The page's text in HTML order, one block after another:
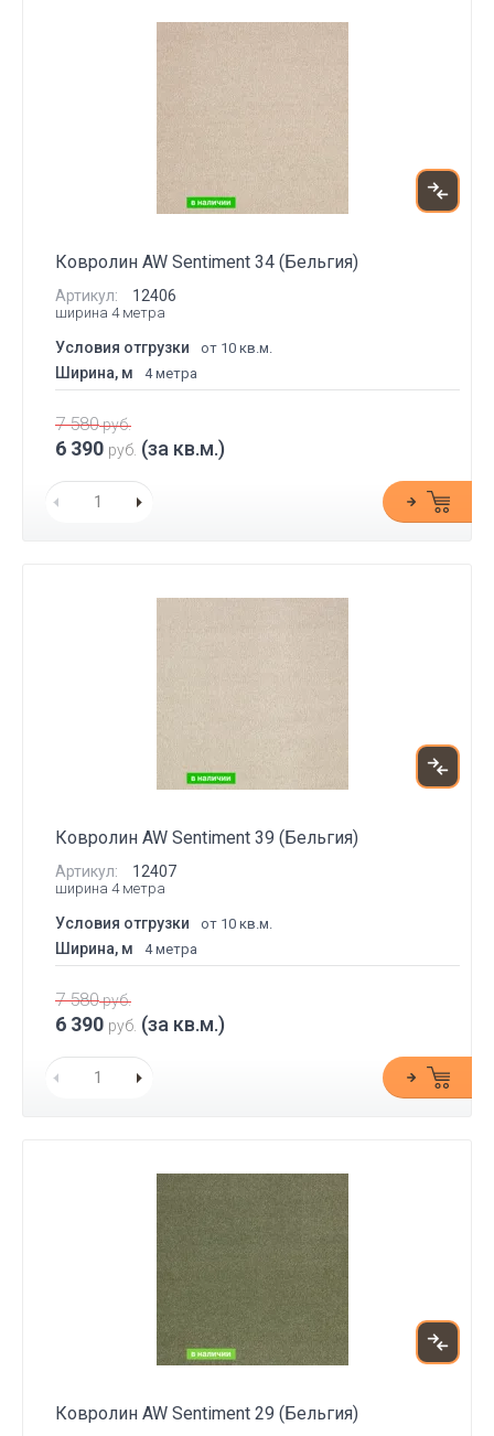
Ковролин AW Sentiment 34 (Бельгия)
Артикул: 12406
ширина 4 метра
Условия отгрузки от 10 кв.м.
Ширина, м 4 метра
7 580руб.
6 390 руб. (за кв.м.)
Ковролин AW Sentiment 39 (Бельгия)
Артикул: 12407
ширина 4 метра
Условия отгрузки от 10 кв.м.
Ширина, м 4 метра
7 580руб.
6 390 руб. (за кв.м.)
Ковролин AW Sentiment 29 (Бельгия)